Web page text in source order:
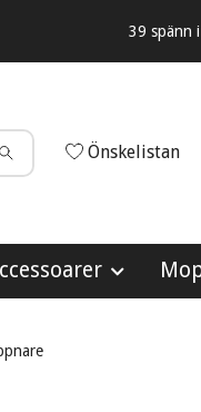
39 spänn
Önskelistan